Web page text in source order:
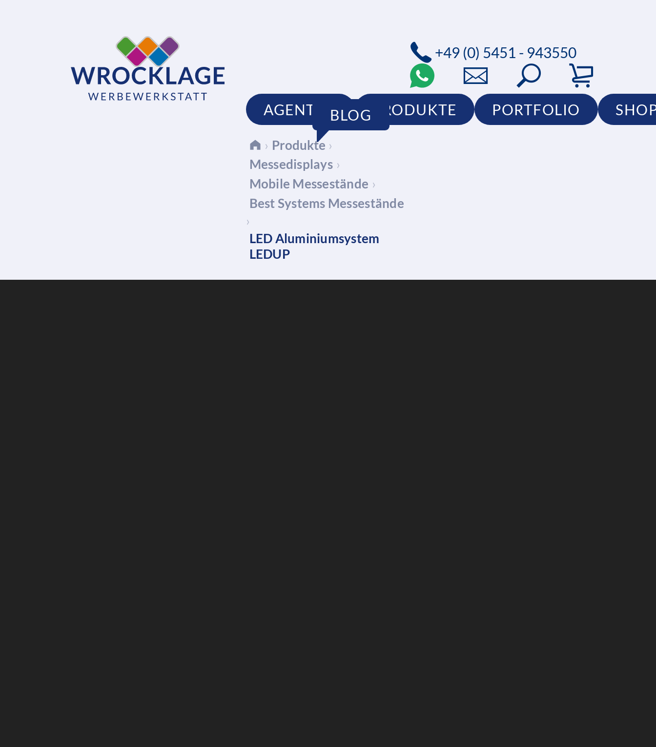
AGENTUR PRODUKTE PORTFOLIO
BLOG
› Produkte ›
Messedisplays ›
Mobile Messestände ›
Best Systems Messestände
›
LED Aluminiumsystem
LEDUP
+49 (0) 5451 - 943550